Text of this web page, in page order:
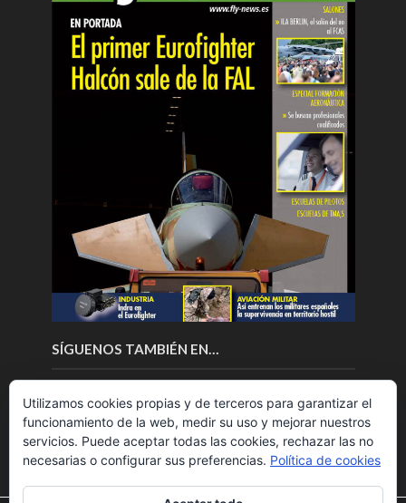
SÍGUENOS TAMBIÉN EN…
Utilizamos cookies propias y de terceros para garantizar el
funcionamiento de la web, medir su uso y mejorar nuestros
servicios. Puede aceptar todas las cookies, rechazar las no
necesarias o configurar sus preferencias. Política de cookies